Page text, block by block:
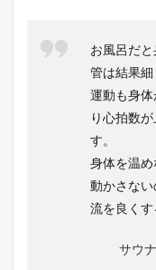
お風呂だ
管は結果細
運動も身
り心拍数
す。
身体を温
動かさな
流を良くす
サウ